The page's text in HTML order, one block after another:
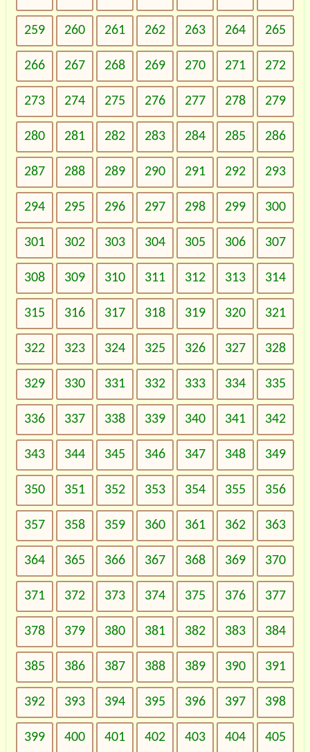
259 260 261 262 263 264 265
266 267 268 269 270 271 272
273 274 275 276 277 278 279
280 281 282 283 284 285 286
287 288 289 290 291 292 293
294 295 296 297 298 299 300
301 302 303 304 305 306 307
308 309 310 311 312 313 314
315 316 317 318 319 320 321
322 323 324 325 326 327 328
329 330 331 332 333 334 335
336 337 338 339 340 341 342
343 344 345 346 347 348 349
350 351 352 353 354 355 356
357 358 359 360 361 362 363
364 365 366 367 368 369 370
371 372 373 374 375 376 377
378 379 380 381 382 383 384
385 386 387 388 389 390 391
392 393 394 395 396 397 398
399 400 401 402 403 404 405